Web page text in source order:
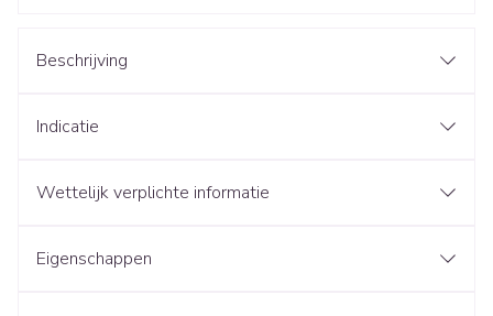
Beschrijving
Indicatie
Wettelijk verplichte informatie
Eigenschappen